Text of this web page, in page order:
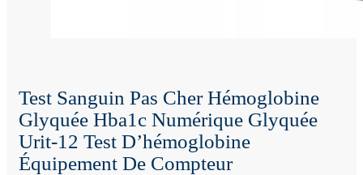
Test Sanguin Pas Cher Hémoglobine
Glyquée Hba1c Numérique Glyquée
Urit-12 Test D’hémoglobine
Équipement De Compteur